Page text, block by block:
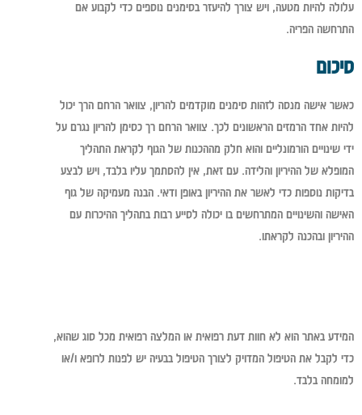
עלולה להיות מטעה, ויש צורך להיעזר בסימנים נוספים כדי לקבוע אם
התרחשה הפריה.
סיכום
כאשר אישה מנסה לזהות סימנים מוקדמים להריון, צוואר הרחם הרך יכול
להיות אחד הרמזים הראשונים לכך. צוואר הרחם רך כסימן להריון נגרם על
ידי שינויים הורמונליים והוא חלק מההכנות של הגוף לקראת התהליך
המופלא של ההיריון והלידה. עם זאת, אין להסתמך עליו בלבד, ויש לבצע
בדיקות נוספות כדי לאשר את ההיריון באופן ודאי. הבנה מעמיקה של גוף
האישה והשינויים המתרחשים בו יכולה לסייע רבות בתהליך ההיכרות עם
ההיריון ובהכנה לקראתו.
המידע באתר הוא לא חוות דעת רפואית או המלצה רפואית מכל סוג שהוא,
כדי לקבל את הטיפול המדויק לצורך הטיפול בבעיה יש לפנות לרופא ו/או
למומחה בלבד.